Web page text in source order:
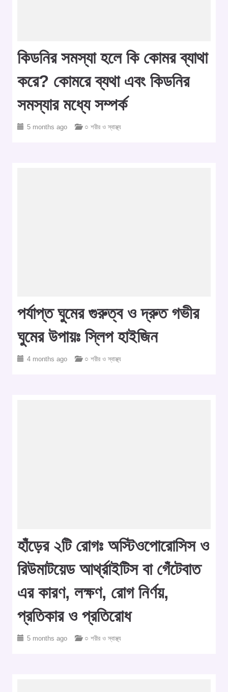
কিডনির সমস্যা হলে কি কোমর ব্যাথা
করে? কোমরে ব্যথা এবং কিডনির
সমস্যার মধ্যে সম্পর্ক
5 months ago ○ শরীর ও স্বাস্থ্য
পর্যাপ্ত ঘুমের গুরুত্ব ও দ্রুত গভীর
ঘুমের উপায়ঃ স্লিপ হাইজিন
4 months ago ○ শরীর ও স্বাস্থ্য
হাঁড়ের ২টি রোগঃ অস্টিওপোরোসিস ও
রিউমাটয়েড আর্থ্রাইটিস বা গেঁটেবাত
এর কারণ, লক্ষণ, রোগ নির্ণয়,
প্রতিকার ও প্রতিরোধ
5 months ago ○ শরীর ও স্বাস্থ্য